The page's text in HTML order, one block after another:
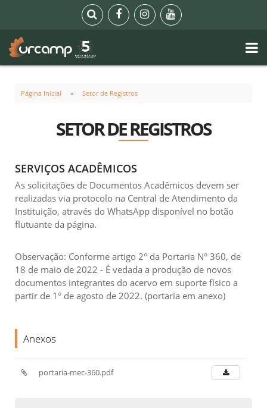
Página Inicial Setor de Registros
SETOR DE REGISTROS
SERVIÇOS ACADÊMICOS
As solicitações de Documentos Acadêmicos devem ser
realizadas via protocolo na Central de Atendimento da
Instituição, através do WhatsApp disponível no botão
flutuante da página.
Observação: Conforme artigo 2° da Portaria N° 360, de
18 de maio de 2022 - É vedada a produção de novos
documentos integrantes do acervo em suporte físico a
partir de 1° de agosto de 2022. (portaria em anexo)
Anexos
portaria-mec-360.pdf